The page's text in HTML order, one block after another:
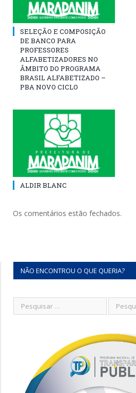
SELEÇÃO E COMPOSIÇÃO
DE BANCO PARA
PROFESSORES
ALFABETIZADORES NO
ÂMBITO DO PROGRAMA
BRASIL ALFABETIZADO –
PBA NOVO CICLO
ALDIR BLANC
Os comentários estão fechados.
NÃO ENCONTROU O QUE QUERIA?